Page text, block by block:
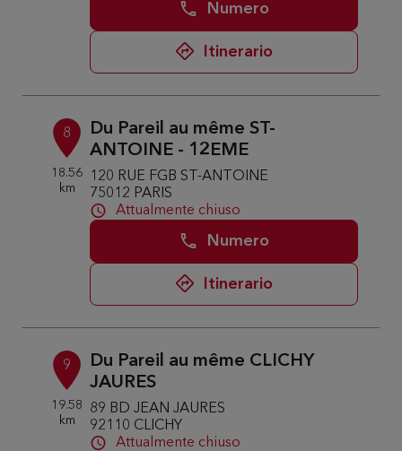
Numero
Itinerario
8
18.56
km
Du Pareil au même ST-
ANTOINE - 12EME
120 RUE FGB ST-ANTOINE
75012 PARIS
Attualmente chiuso
Numero
Itinerario
9
19.58
km
Du Pareil au même CLICHY
JAURES
89 BD JEAN JAURES
92110 CLICHY
Attualmente chiuso